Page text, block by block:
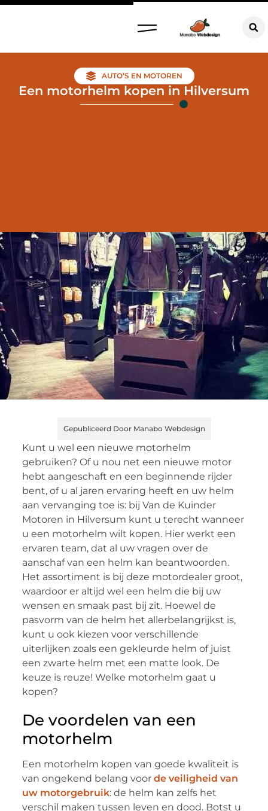
AUTO’S EN MOTOREN
Een motorhelm kopen in Hilversum
Gepubliceerd Door Manabo Webdesign
Kunt u wel een nieuwe motorhelm
gebruiken? Of u nou net een nieuwe motor
hebt aangeschaft en een beginnende rijder
bent, of u al jaren ervaring heeft en uw helm
aan vervanging toe is: bij Van de Kuinder
Motoren in Hilversum kunt u terecht wanneer
u een motorhelm wilt kopen. Hier werkt een
ervaren team, dat al uw vragen over de
aanschaf van een helm kan beantwoorden.
Het assortiment is bij deze motordealer groot,
waardoor er altijd wel een helm die bij uw
wensen en smaak past bij zit. Hoewel de
pasvorm van de helm het allerbelangrijkst is,
kunt u ook kiezen voor verschillende
uiterlijken zoals een gekleurde helm of juist
een zwarte helm met een matte look. De
keuze is reuze! Welke motorhelm gaat u
kopen?
De voordelen van een
motorhelm
Een motorhelm kopen van goede kwaliteit is
van ongekend belang voor de veiligheid van
uw motorgebruik: de helm kan zelfs het
verschil maken tussen leven en dood. Botst u